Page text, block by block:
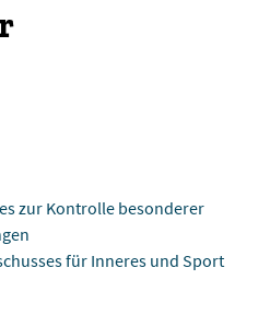
zur Kontrolle besonderer
für Inneres und Sport